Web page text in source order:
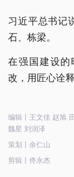
习近平总书记
石、栋梁。
在强国建设
改，用匠心诠
编辑丨王文佳 赵旭
魏星 刘润泽
策划丨余仁山
剪辑丨佟永杰